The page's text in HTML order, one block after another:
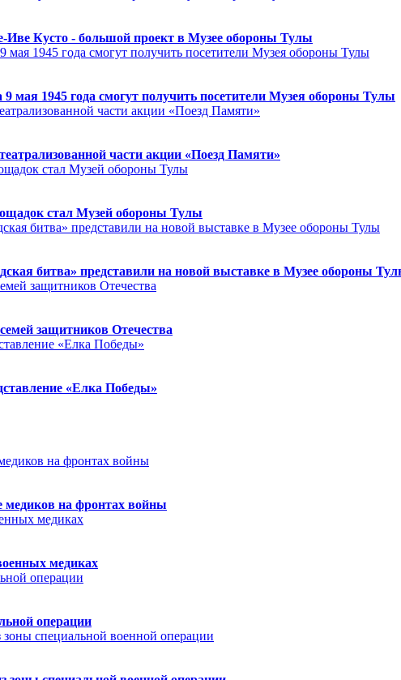
Иве Кусто - большой проект в Музее обороны Тулы
мая 1945 года смогут получить посетители Музея обороны Тулы
части акции «Поезд Памяти»
стал Музей обороны Тулы
битва» представили на новой выставке в Музее обороны
защитников Отечества
«Елка Победы»
медиков на фронтах войны
медиках
операции